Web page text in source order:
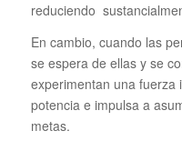
reduciendo
En cambio, cuando las
se espera de ellas y se
experimentan una fuerza
potencia e impulsa a
metas.